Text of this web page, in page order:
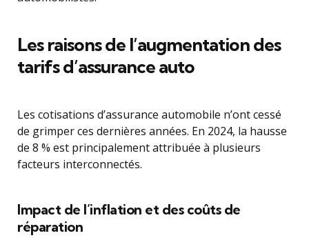
Les raisons de l’augmentation des
tarifs d’assurance auto
Les cotisations d’assurance automobile n’ont cessé
de grimper ces dernières années. En 2024, la hausse
de 8 % est principalement attribuée à plusieurs
facteurs interconnectés.
Impact de l’inflation et des coûts de
réparation